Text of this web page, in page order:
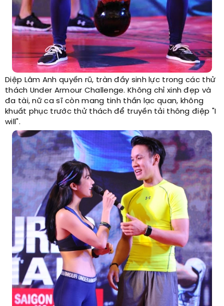
Diệp Lâm Anh quyến rũ, tràn đầy sinh lực trong các thử
thách Under Armour Challenge. Không chỉ xinh đẹp và
đa tài, nữ ca sĩ còn mang tinh thần lạc quan, không
khuất phục trước thử thách để truyền tải thông điệp "I
will".